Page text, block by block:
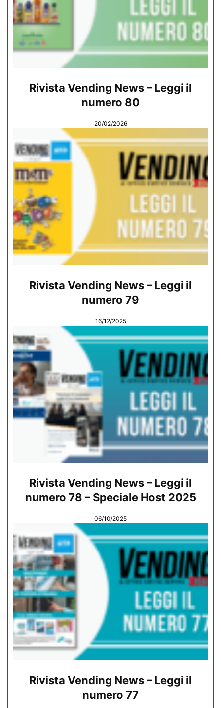
Rivista Vending News – Leggi il
numero 80
20/02/2026
Rivista Vending News – Leggi il
numero 79
16/12/2025
Rivista Vending News – Leggi il
numero 78 – Speciale Host 2025
06/10/2025
Rivista Vending News – Leggi il
numero 77